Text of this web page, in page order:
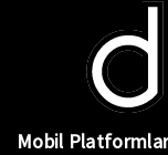
Mobil